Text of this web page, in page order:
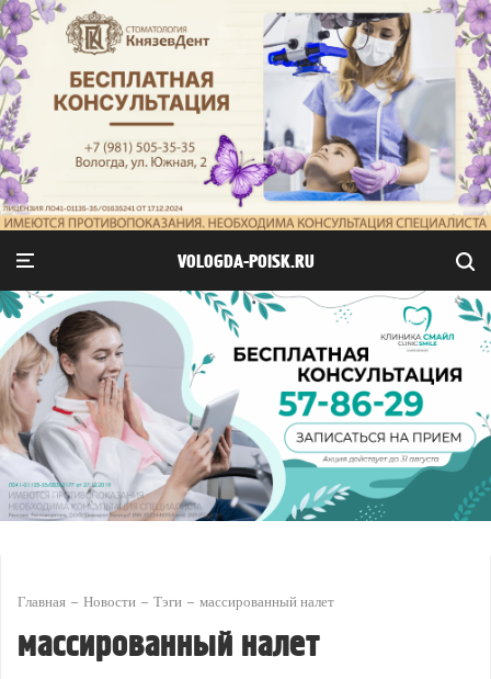
VOLOGDA-POISK.RU
Главная Новости Тэги массированный налет
массированный налет